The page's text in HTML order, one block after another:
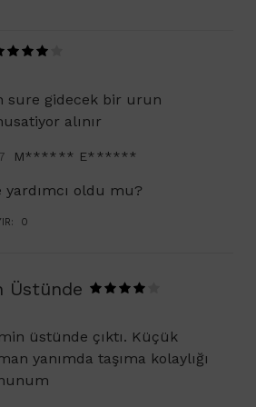
sure gidecek bir urun
alınır
M****** E******
oldu mu?
0
Üstünde
üstünde çıktı. Küçük
yanımda taşıma kolaylığı